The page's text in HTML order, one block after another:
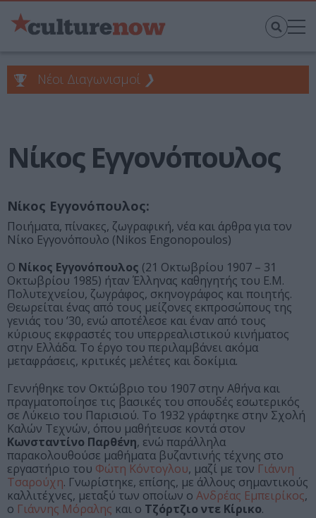
Νέοι Διαγωνισμοί ❯
Νίκος Εγγονόπουλος
Νίκος Εγγονόπουλος:
Ποιήματα, πίνακες, ζωγραφική, νέα και άρθρα για τον
Νίκο Εγγονόπουλο (Nikos Engonopoulos)
Ο Νίκος Εγγονόπουλος (21 Οκτωβρίου 1907 – 31
Οκτωβρίου 1985) ήταν Έλληνας καθηγητής του Ε.Μ.
Πολυτεχνείου, ζωγράφος, σκηνογράφος και ποιητής.
Θεωρείται ένας από τους μείζονες εκπροσώπους της
γενιάς του ’30, ενώ αποτέλεσε και έναν από τους
κύριους εκφραστές του υπερρεαλιστικού κινήματος
στην Ελλάδα. Το έργο του περιλαμβάνει ακόμα
μεταφράσεις, κριτικές μελέτες και δοκίμια.
Γεννήθηκε τον Οκτώβριο του 1907 στην Αθήνα και
πραγματοποίησε τις βασικές του σπουδές εσωτερικός
σε Λύκειο του Παρισιού. Το 1932 γράφτηκε στην Σχολή
Καλών Τεχνών, όπου μαθήτευσε κοντά στον
Κωνσταντίνο Παρθένη, ενώ παράλληλα
παρακολουθούσε μαθήματα βυζαντινής τέχνης στο
εργαστήριο του Φώτη Κόντογλου, μαζί με τον Γιάννη
Τσαρούχη. Γνωρίστηκε, επίσης, με άλλους σημαντικούς
καλλιτέχνες, μεταξύ των οποίων ο Ανδρέας Εμπειρίκος,
ο Γιάννης Μόραλης και ο Τζόρτζιο ντε Κίρικο.